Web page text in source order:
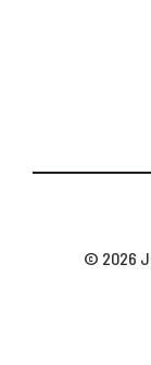
© 2026